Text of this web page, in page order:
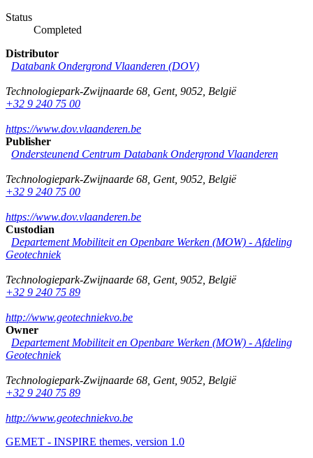
Status
Completed
Distributor
Databank Ondergrond Vlaanderen (DOV)
Technologiepark-Zwijnaarde 68 Gent, 9052 België
+32 9 240 75 00
https://www.dov.vlaanderen.be
Publisher
Ondersteunend Centrum Databank Ondergrond Vlaanderen
Technologiepark-Zwijnaarde 68 Gent, 9052 België
+32 9 240 75 00
https://www.dov.vlaanderen.be
Custodian
Departement Mobiliteit en Openbare Werken (MOW) - Afdeling
Geotechniek
Technologiepark-Zwijnaarde 68 Gent, 9052 België
+32 9 240 75 89
http://www.geotechniekvo.be
Owner
Departement Mobiliteit en Openbare Werken (MOW) - Afdeling
Geotechniek
Technologiepark-Zwijnaarde 68 Gent, 9052 België
+32 9 240 75 89
http://www.geotechniekvo.be
GEMET - INSPIRE themes, version 1.0